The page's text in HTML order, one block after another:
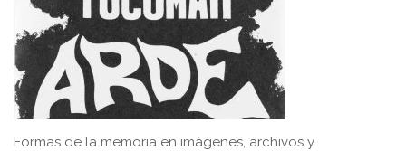
Formas de la memoria en imágenes, archivos y